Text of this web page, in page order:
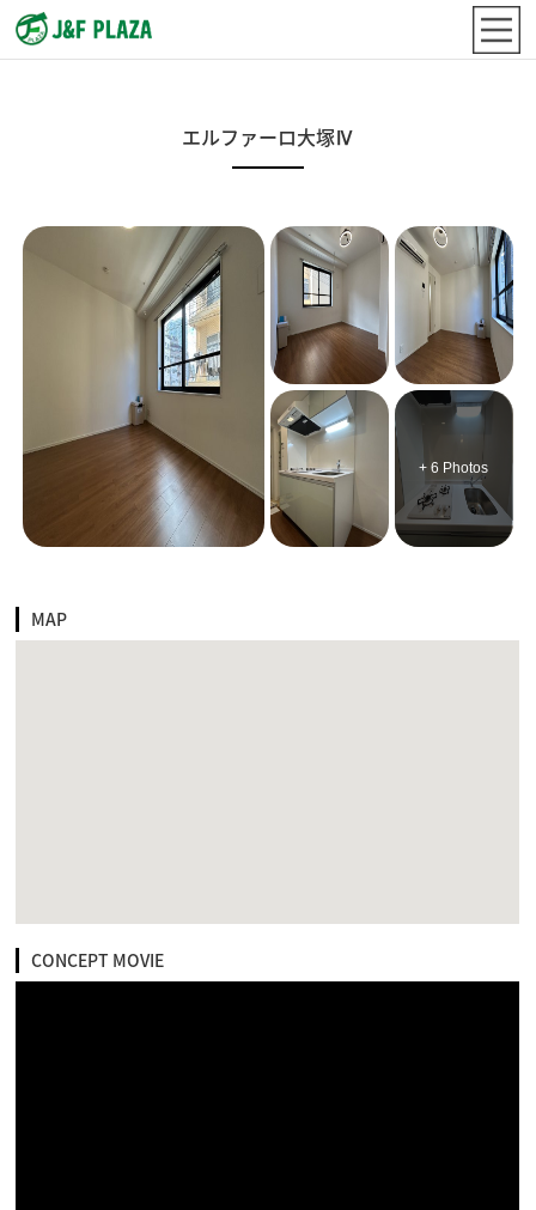
エルファーロ大塚Ⅳ
+ 6 Photos
MAP
CONCEPT MOVIE